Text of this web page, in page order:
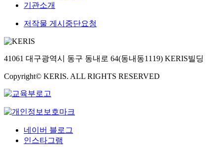
기관소개
저작물 게시중단요청
41061 대구광역시 동구 동내로 64(동내동1119) KERIS빌딩
Copyright© KERIS. ALL RIGHTS RESERVED
네이버 블로그
인스타그램